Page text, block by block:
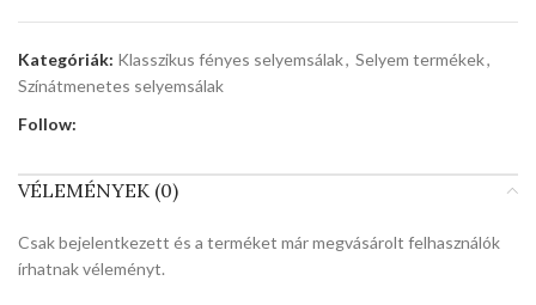
Kategóriák: Klasszikus fényes selyemsálak, Selyem termékek,
Színátmenetes selyemsálak
Follow:
VÉLEMÉNYEK (0)
Csak bejelentkezett és a terméket már megvásárolt felhasználók
írhatnak véleményt.